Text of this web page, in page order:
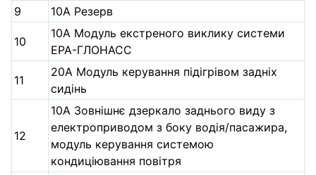
9
10А Резерв
10
10А Модуль екстреного виклику системи
ЕРА-ГЛОНАСС
11
20А Модуль керування підігрівом задніх
сидінь
12
10А Зовнішнє дзеркало заднього виду з
електроприводом з боку водія/пасажира,
модуль керування системою
кондиціювання повітря